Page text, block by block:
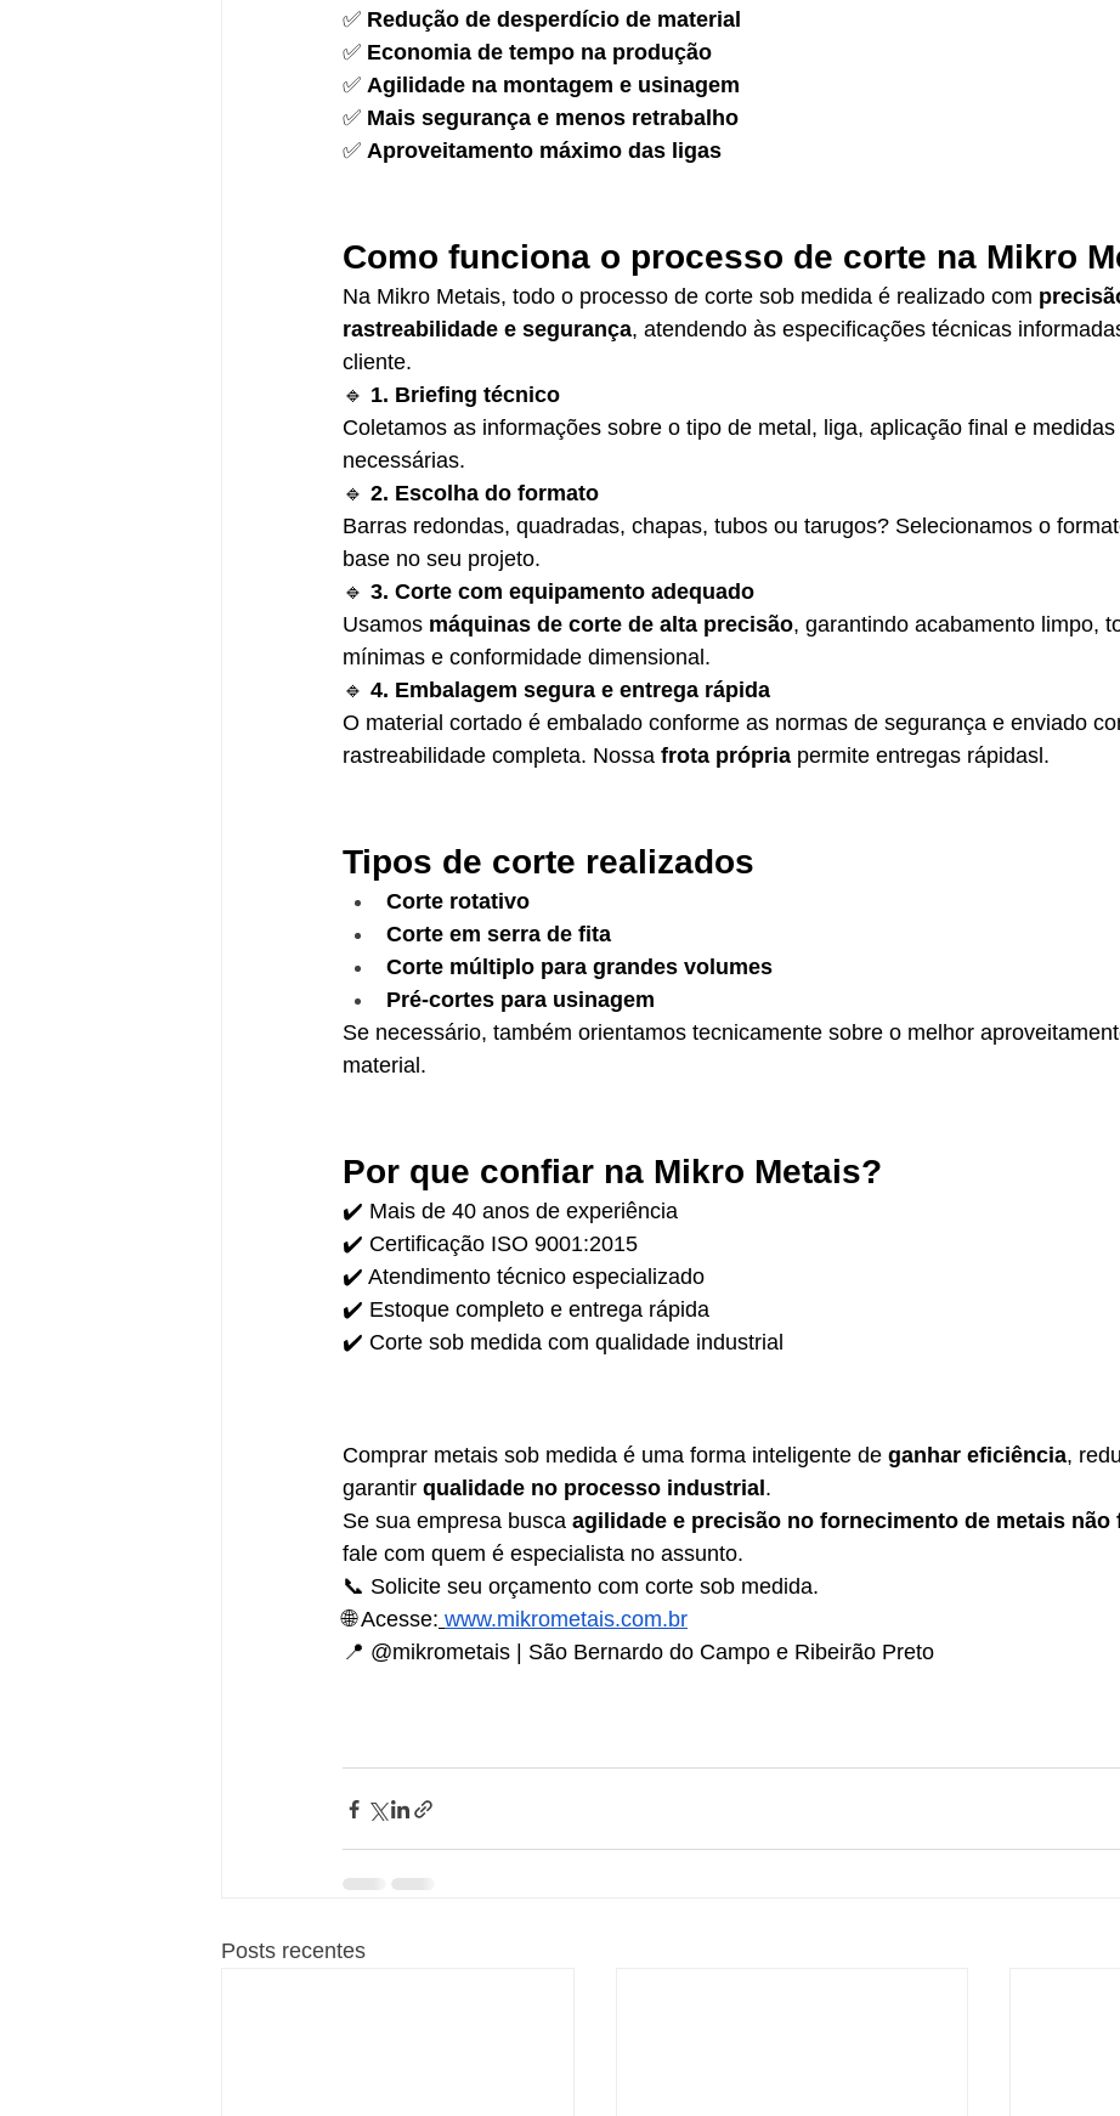
✅ Redução de desperdício de material
✅ Economia de tempo na produção
✅ Agilidade na montagem e usinagem
✅ Mais segurança e menos retrabalho
✅ Aproveitamento máximo das ligas
Como funciona o processo de corte na Mikro
Na Mikro Metais, todo o processo de corte sob medida é realizado com
rastreabilidade e segurança, atendendo às especificações técnicas
cliente.
🔹 1. Briefing técnico
Coletamos as informações sobre o tipo de metal, liga, aplicação final e medidas
necessárias.
🔹 2. Escolha do formato
Barras redondas, quadradas, chapas, tubos ou tarugos? Selecionamos o
base no seu projeto.
🔹 3. Corte com equipamento adequado
Usamos máquinas de corte de alta precisão, garantindo acabamento limpo,
mínimas e conformidade dimensional.
🔹 4. Embalagem segura e entrega rápida
O material cortado é embalado conforme as normas de segurança e enviado
rastreabilidade completa. Nossa frota própria permite entregas rápidasl.
Tipos de corte realizados
Corte rotativo
Corte em serra de fita
Corte múltiplo para grandes volumes
Pré-cortes para usinagem
Se necessário, também orientamos tecnicamente sobre o melhor
material.
Por que confiar na Mikro Metais?
✔️ Mais de 40 anos de experiência
✔️ Certificação ISO 9001:2015
✔️ Atendimento técnico especializado
✔️ Estoque completo e entrega rápida
✔️ Corte sob medida com qualidade industrial
Comprar metais sob medida é uma forma inteligente de ganhar eficiência,
garantir qualidade no processo industrial .
Se sua empresa busca agilidade e precisão no fornecimento de metais não
fale com quem é especialista no assunto.
📞 Solicite seu orçamento com corte sob medida.
🌐 Acesse: www.mikrometais.com.br
📍 @mikrometais | São Bernardo do Campo e Ribeirão Preto
Posts recentes